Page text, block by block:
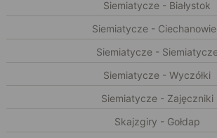
Siemiatycze - Białystok
Siemiatycze -
Siemiatycze -
Siemiatycze - Wyczółki
Siemiatycze - Zajęczniki
Skajzgiry - Gołdap